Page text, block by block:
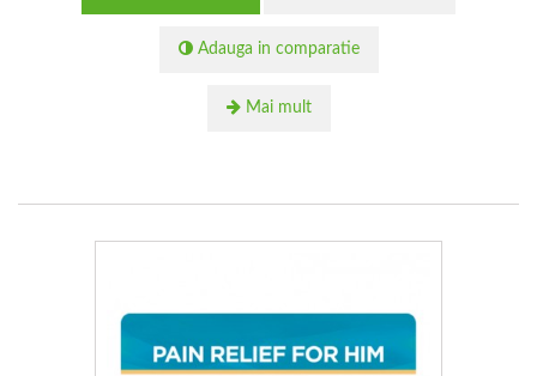
Adauga in comparatie
Mai mult